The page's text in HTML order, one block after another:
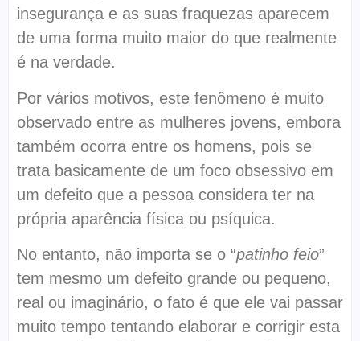
insegurança e as suas fraquezas aparecem
de uma forma muito maior do que realmente
é na verdade.
Por vários motivos, este fenômeno é muito
observado entre as mulheres jovens, embora
também ocorra entre os homens, pois se
trata basicamente de um foco obsessivo em
um defeito que a pessoa considera ter na
própria aparência física ou psíquica.
No entanto, não importa se o “patinho feio”
tem mesmo um defeito grande ou pequeno,
real ou imaginário, o fato é que ele vai passar
muito tempo tentando elaborar e corrigir esta